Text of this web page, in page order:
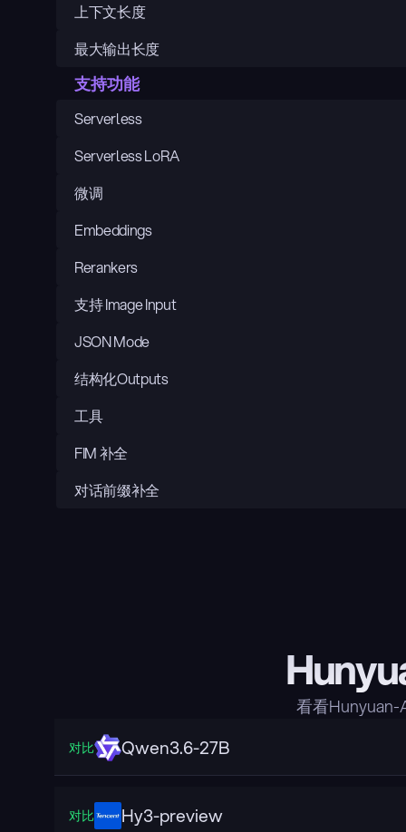
上下文长度
最大输出长度
支持功能
Serverless
Serverless LoRA
微调
Embeddings
Rerankers
支持 Image Input
JSON Mode
结构化Outputs
工具
FIM 补全
对话前缀补全
看看Hunyuan-
对比 Qwen3.6-27B
对比 Hy3-preview